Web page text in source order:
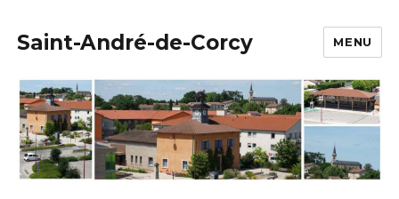
Saint-André-de-Corcy MENU